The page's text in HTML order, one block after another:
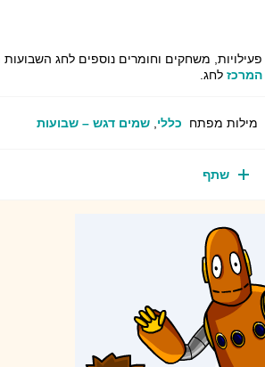
פעילויות, משחקים וחומרים נוספים לחג השבועות
המרכז לחג.
מילות מפתח כללי, שמים דגש – שבועות
שתף